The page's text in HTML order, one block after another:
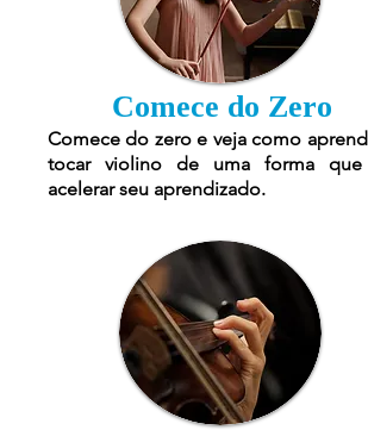
Comece do Zero
Comece do zero e veja como
tocar violino de uma forma que
acelerar seu aprendizado.